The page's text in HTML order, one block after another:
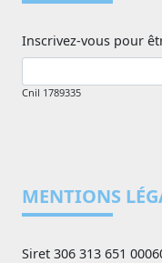
Inscrivez-vous pour
Cnil 1789335
MENTIONS
Siret 306 313 651